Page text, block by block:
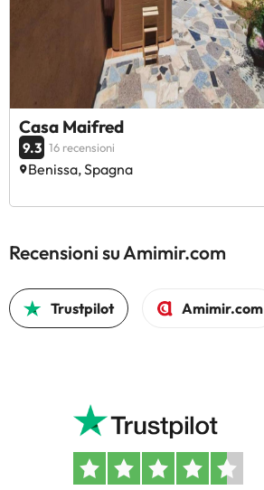
Casa Maifred
9.3 16 recensioni
Benissa, Spagna
Recensioni su Amimir.com
Trustpilot Amimir.com